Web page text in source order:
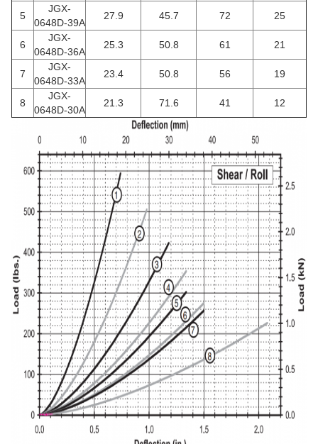
5
JGX-
0648D-39A
27.9 45.7 72 25
6
JGX-
0648D-36A
25.3 50.8 61 21
7
JGX-
0648D-33A
23.4 50.8 56 19
8
JGX-
0648D-30A
21.3 71.6 41 12